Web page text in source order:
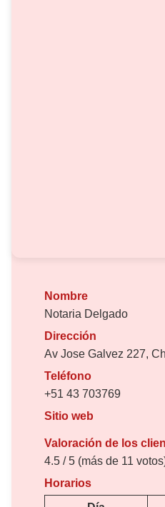
Nombre
Notaria Delgado
Dirección
Av Jose Galvez 227,
Teléfono
+51 43 703769
Sitio web
Valoración de los
4.5 / 5 (más de 11
Horarios